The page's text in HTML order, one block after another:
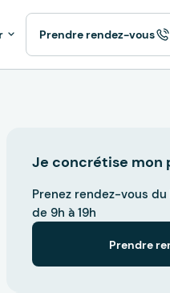
Prendre rendez-vous
Je concrétise mon
Prenez rendez-vous
de 9h à 19h
Prendre